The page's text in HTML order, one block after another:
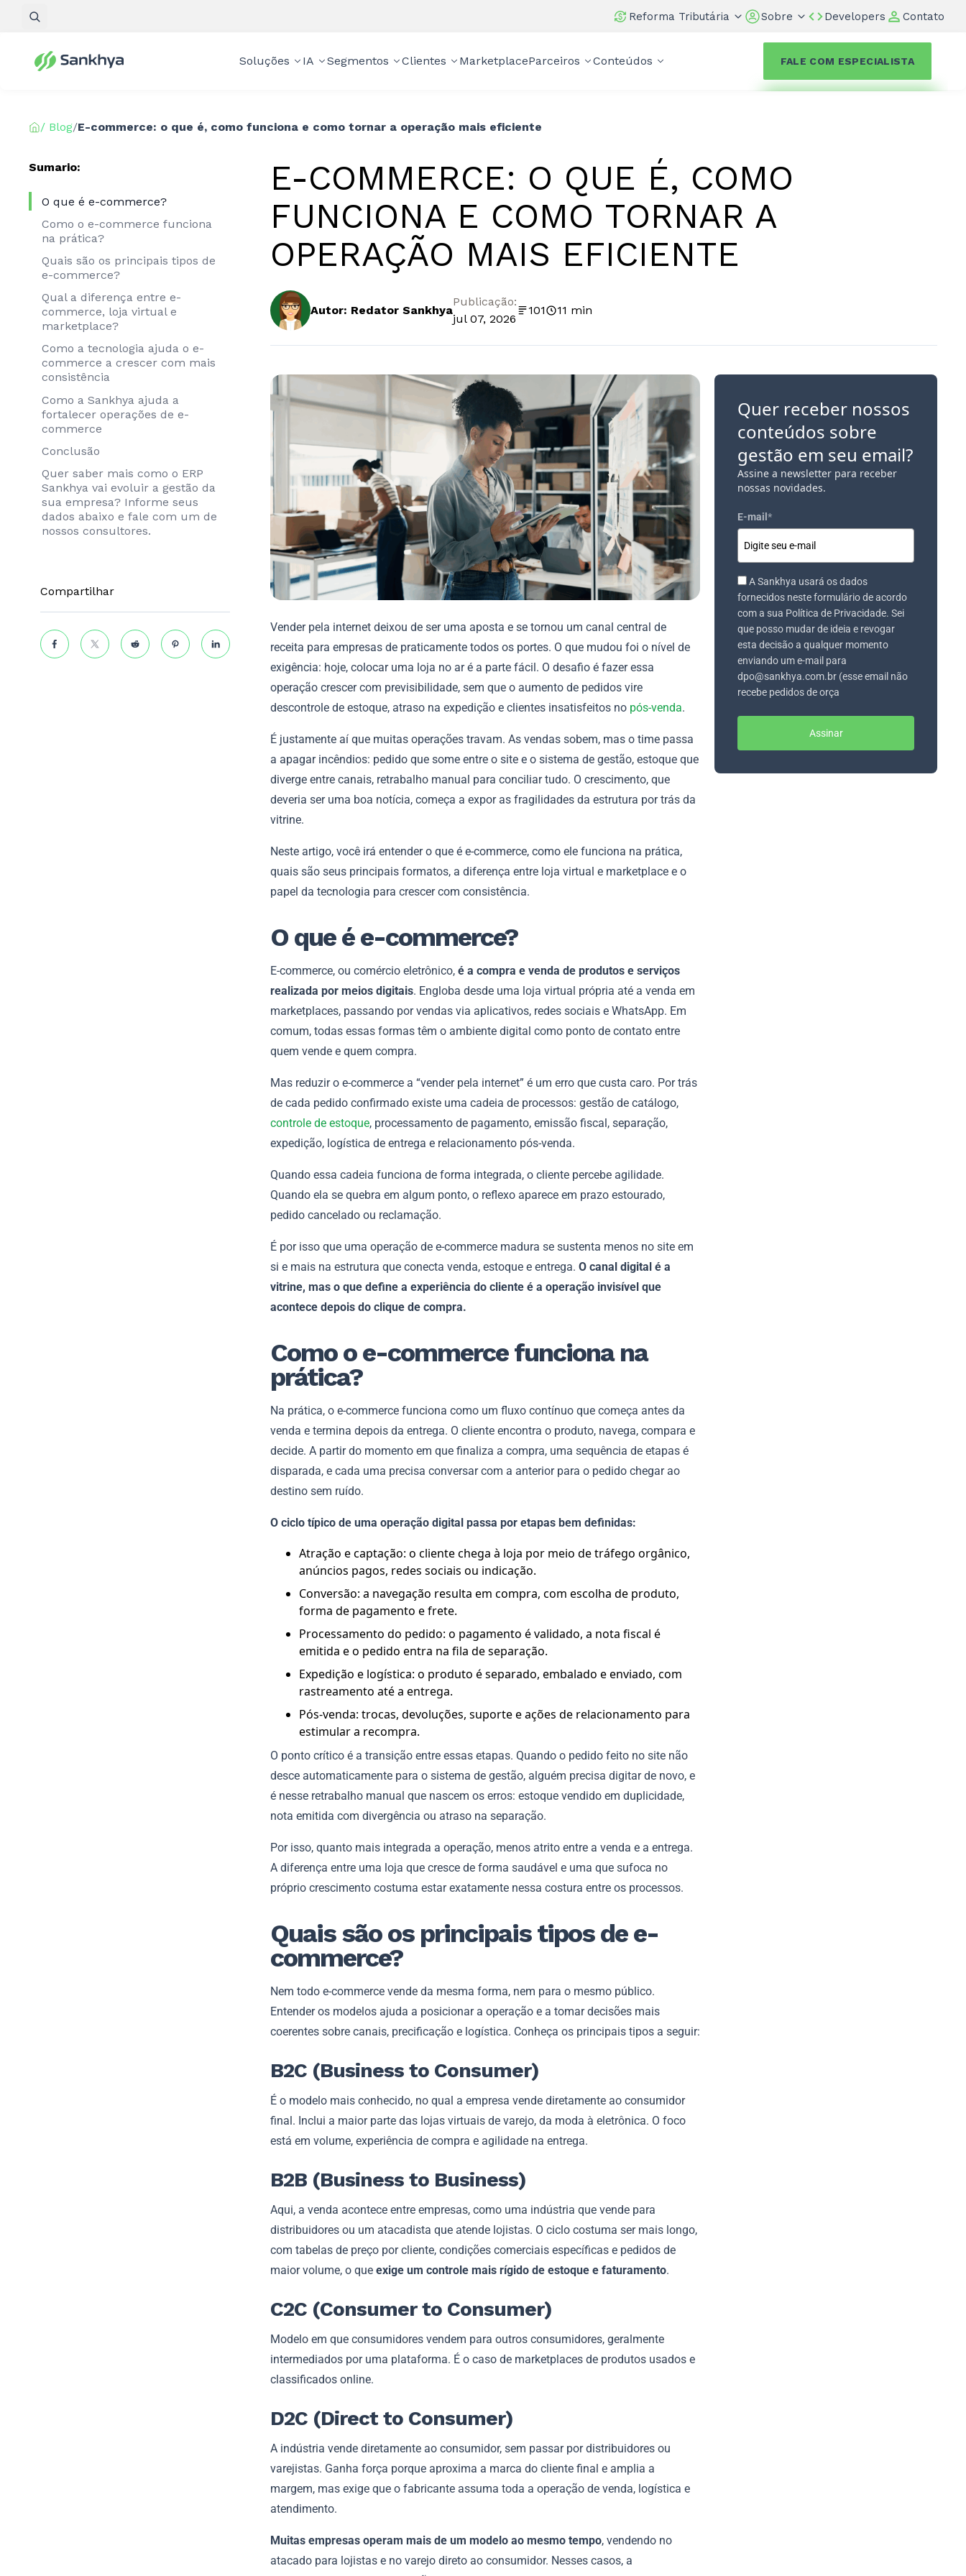
Reforma Tributária Sobre Developers Contato
Soluções IA Segmentos Clientes MarketplaceParceiros Conteúdos FALE COM ESPECIALISTA
/ Blog/E-commerce: o que é, como funciona e como tornar a operação mais eficiente
Sumario:
O que é e-commerce?
Como o e-commerce funciona
na prática?
Quais são os principais tipos de
e-commerce?
Qual a diferença entre e-
commerce, loja virtual e
marketplace?
Como a tecnologia ajuda o e-
commerce a crescer com mais
consistência
Como a Sankhya ajuda a
fortalecer operações de e-
commerce
Conclusão
Quer saber mais como o ERP
Sankhya vai evoluir a gestão da
sua empresa? Informe seus
dados abaixo e fale com um de
nossos consultores.
Compartilhar
E-COMMERCE: O QUE É, COMO
FUNCIONA E COMO TORNAR A
OPERAÇÃO MAIS EFICIENTE
Autor: Redator Sankhya
Publicação:
jul 07, 2026
101 11 min
Vender pela internet deixou de ser uma aposta e se tornou um canal central de
receita para empresas de praticamente todos os portes. O que mudou foi o nível de
exigência: hoje, colocar uma loja no ar é a parte fácil. O desafio é fazer essa
operação crescer com previsibilidade, sem que o aumento de pedidos vire
descontrole de estoque, atraso na expedição e clientes insatisfeitos no pós-venda.
É justamente aí que muitas operações travam. As vendas sobem, mas o time passa
a apagar incêndios: pedido que some entre o site e o sistema de gestão, estoque que
diverge entre canais, retrabalho manual para conciliar tudo. O crescimento, que
deveria ser uma boa notícia, começa a expor as fragilidades da estrutura por trás da
vitrine.
Neste artigo, você irá entender o que é e-commerce, como ele funciona na prática,
quais são seus principais formatos, a diferença entre loja virtual e marketplace e o
papel da tecnologia para crescer com consistência.
O que é e-commerce?
E-commerce, ou comércio eletrônico, é a compra e venda de produtos e serviços
realizada por meios digitais. Engloba desde uma loja virtual própria até a venda em
marketplaces, passando por vendas via aplicativos, redes sociais e WhatsApp. Em
comum, todas essas formas têm o ambiente digital como ponto de contato entre
quem vende e quem compra.
Mas reduzir o e-commerce a “vender pela internet” é um erro que custa caro. Por trás
de cada pedido confirmado existe uma cadeia de processos: gestão de catálogo,
controle de estoque, processamento de pagamento, emissão fiscal, separação,
expedição, logística de entrega e relacionamento pós-venda.
Quando essa cadeia funciona de forma integrada, o cliente percebe agilidade.
Quando ela se quebra em algum ponto, o reflexo aparece em prazo estourado,
pedido cancelado ou reclamação.
É por isso que uma operação de e-commerce madura se sustenta menos no site em
si e mais na estrutura que conecta venda, estoque e entrega. O canal digital é a
vitrine, mas o que define a experiência do cliente é a operação invisível que
acontece depois do clique de compra.
Como o e-commerce funciona na
prática?
Na prática, o e-commerce funciona como um fluxo contínuo que começa antes da
venda e termina depois da entrega. O cliente encontra o produto, navega, compara e
decide. A partir do momento em que finaliza a compra, uma sequência de etapas é
disparada, e cada uma precisa conversar com a anterior para o pedido chegar ao
destino sem ruído.
O ciclo típico de uma operação digital passa por etapas bem definidas:
Atração e captação: o cliente chega à loja por meio de tráfego orgânico,
anúncios pagos, redes sociais ou indicação.
Conversão: a navegação resulta em compra, com escolha de produto,
forma de pagamento e frete.
Processamento do pedido: o pagamento é validado, a nota fiscal é
emitida e o pedido entra na fila de separação.
Expedição e logística: o produto é separado, embalado e enviado, com
rastreamento até a entrega.
Pós-venda: trocas, devoluções, suporte e ações de relacionamento para
estimular a recompra.
O ponto crítico é a transição entre essas etapas. Quando o pedido feito no site não
desce automaticamente para o sistema de gestão, alguém precisa digitar de novo, e
é nesse retrabalho manual que nascem os erros: estoque vendido em duplicidade,
nota emitida com divergência ou atraso na separação.
Por isso, quanto mais integrada a operação, menos atrito entre a venda e a entrega.
A diferença entre uma loja que cresce de forma saudável e uma que sufoca no
próprio crescimento costuma estar exatamente nessa costura entre os processos.
Quais são os principais tipos de e-
commerce?
Nem todo e-commerce vende da mesma forma, nem para o mesmo público.
Entender os modelos ajuda a posicionar a operação e a tomar decisões mais
coerentes sobre canais, precificação e logística. Conheça os principais tipos a seguir:
B2C (Business to Consumer)
É o modelo mais conhecido, no qual a empresa vende diretamente ao consumidor
final. Inclui a maior parte das lojas virtuais de varejo, da moda à eletrônica. O foco
está em volume, experiência de compra e agilidade na entrega.
B2B (Business to Business)
Aqui, a venda acontece entre empresas, como uma indústria que vende para
distribuidores ou um atacadista que atende lojistas. O ciclo costuma ser mais longo,
com tabelas de preço por cliente, condições comerciais específicas e pedidos de
maior volume, o que exige um controle mais rígido de estoque e faturamento.
C2C (Consumer to Consumer)
Modelo em que consumidores vendem para outros consumidores, geralmente
intermediados por uma plataforma. É o caso de marketplaces de produtos usados e
classificados online.
D2C (Direct to Consumer)
A indústria vende diretamente ao consumidor, sem passar por distribuidores ou
varejistas. Ganha força porque aproxima a marca do cliente final e amplia a
margem, mas exige que o fabricante assuma toda a operação de venda, logística e
atendimento.
Muitas empresas operam mais de um modelo ao mesmo tempo, vendendo no
atacado para lojistas e no varejo direto ao consumidor. Nesses casos, a
Quer receber nossos
conteúdos sobre
gestão em seu email?
Assine a newsletter para receber
nossas novidades.
E-mail *
A Sankhya usará os dados
fornecidos neste formulário de acordo
com a sua Política de Privacidade. Sei
que posso mudar de ideia e revogar
esta decisão a qualquer momento
enviando um e-mail para
dpo@sankhya.com.br (esse email não
recebe pedidos de orça
Assinar